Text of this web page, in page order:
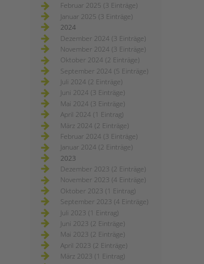
Februar 2025 (3 Einträge)
Januar 2025 (3 Einträge)
2024
Dezember 2024 (3 Einträge)
November 2024 (3 Einträge)
Oktober 2024 (2 Einträge)
September 2024 (5 Einträge)
Juli 2024 (2 Einträge)
Juni 2024 (3 Einträge)
Mai 2024 (3 Einträge)
April 2024 (1 Eintrag)
März 2024 (2 Einträge)
Februar 2024 (3 Einträge)
Januar 2024 (2 Einträge)
2023
Dezember 2023 (2 Einträge)
November 2023 (4 Einträge)
Oktober 2023 (1 Eintrag)
September 2023 (4 Einträge)
Juli 2023 (1 Eintrag)
Juni 2023 (2 Einträge)
Mai 2023 (2 Einträge)
April 2023 (2 Einträge)
März 2023 (1 Eintrag)